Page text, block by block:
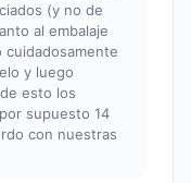
(y no de
al embalaje
y luego
esto los
supuesto 14
con nuestras